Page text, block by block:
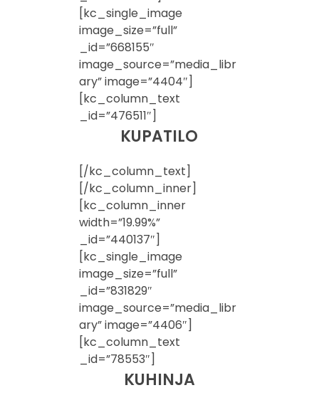
[kc_single_image
image_size=”full”
_id=”668155″
image_source=”media_libr
ary” image=”4404″]
[kc_column_text
_id=”476511″]
KUPATILO
[/kc_column_text]
[/kc_column_inner]
[kc_column_inner
width=”19.99%”
_id=”440137″]
[kc_single_image
image_size=”full”
_id=”831829″
image_source=”media_libr
ary” image=”4406″]
[kc_column_text
_id=”78553″]
KUHINJA